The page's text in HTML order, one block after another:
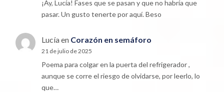
¡Ay, Lucía! Fases que se pasan y que no habría que
pasar. Un gusto tenerte por aquí. Beso
Lucíaen Corazón en semáforo
21 de julio de 2025
Poema para colgar en la puerta del refrigerador ,
aunque se corre el riesgo de olvidarse, por leerlo, lo
que…